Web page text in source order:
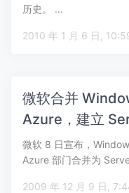
历史。 …
2010 年 1
微软合并
Azure，建立
微软 8 日宣布，
Azure 部门合并为
2009 年